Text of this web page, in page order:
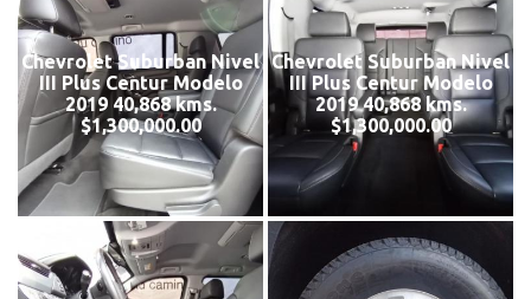
Chevrolet Suburban Nivel
III Plus Centur Modelo
2019 40,868 kms.
$1,300,000.00
Chevrolet Suburban Nivel
III Plus Centur Modelo
2019 40,868 kms.
$1,300,000.00